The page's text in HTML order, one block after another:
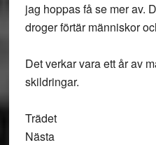
jag hoppas få se mer av.
droger förtär människor
Det verkar vara ett år av
skildringar.
Trädet
Nästa